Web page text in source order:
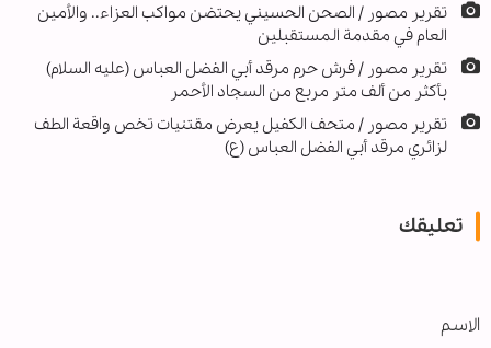
تقرير مصور / الصحن الحسيني يحتضن مواكب العزاء.. والأمين
العام في مقدمة المستقبلين
تقرير مصور / فرش حرم مرقد أبي الفضل العباس (عليه السلام)
بأكثر من ألف متر مربع من السجاد الأحمر
تقرير مصور / متحف الكفيل يعرض مقتنيات تخص واقعة الطف
لزائري مرقد أبي الفضل العباس (ع)
تعليقك
الاسم